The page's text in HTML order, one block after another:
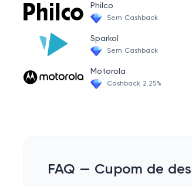
Philco
Sem Cashback
Sparkol
Sem Cashback
Motorola
Cashback 2.25%
FAQ — Cupom de